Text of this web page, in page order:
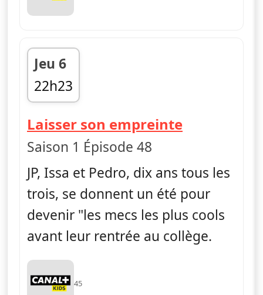
Jeu 6
22h23
fin 22h34
Laisser son empreinte— La vie
Saison 1 Épisode 48
JP, Issa et Pedro, dix ans tous les
trois, se donnent un été pour
devenir "les mecs les plus cools
avant leur rentrée au collège.
45